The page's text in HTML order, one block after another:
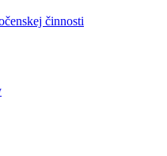
činnosti